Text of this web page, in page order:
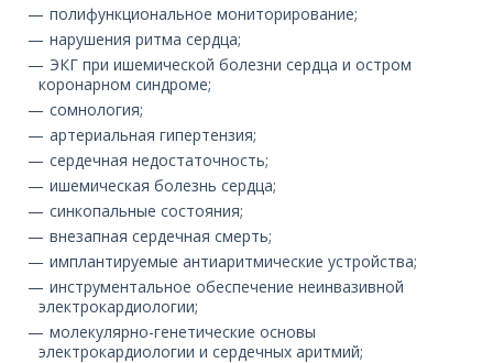
полифункциональное мониторирование;
нарушения ритма сердца;
ЭКГ при ишемической болезни сердца и остром
коронарном синдроме;
сомнология;
артериальная гипертензия;
сердечная недостаточность;
ишемическая болезнь сердца;
синкопальные состояния;
внезапная сердечная смерть;
имплантируемые антиаритмические устройства;
инструментальное обеспечение неинвазивной
электрокардиологии;
молекулярно-генетические основы
электрокардиологии и сердечных аритмий;